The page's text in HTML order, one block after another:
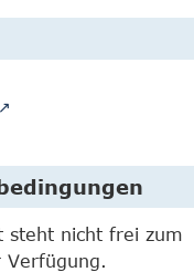
steht nicht frei zum
Verfügung.